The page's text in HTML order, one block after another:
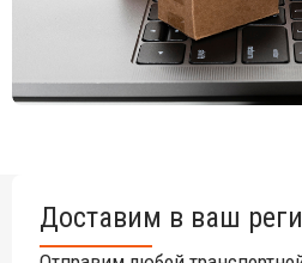
Столешница и ножки данной
Варианты отделки
Подробнее ознакомиться с
мм.
Цены на другие модели
менеджеров.
Доставим в ваш